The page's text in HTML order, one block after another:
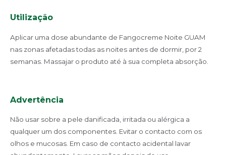
Utilização
Aplicar uma dose abundante de Fangocreme Noite GUAM
nas zonas afetadas todas as noites antes de dormir, por 2
semanas. Massajar o produto até à sua completa absorção.
Advertência
Não usar sobre a pele danificada, irritada ou alérgica a
qualquer um dos componentes. Evitar o contacto com os
olhos e mucosas. Em caso de contacto acidental lavar